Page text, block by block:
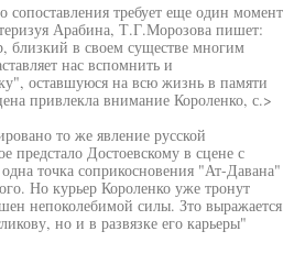
сопоставления требует еще один момент
Арабина, Т.Г.Морозова пишет:
близкий в своем существе многим
нас вспомнить и
оставшуюся на всю жизнь в памяти
привлекла внимание Короленко, с.>
то же явление русской
предстало Достоевскому в сцене с
точка соприкосновения "Ат-Давана"
Но курьер Короленко уже тронут
непоколебимой силы. Зто выражается
но и в развязке его карьеры"